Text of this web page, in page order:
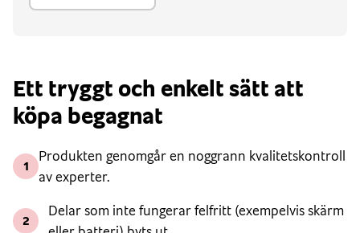
Ett tryggt och enkelt sätt att
köpa begagnat
1
Produkten genomgår en noggrann kvalitetskontroll
av experter.
2
Delar som inte fungerar felfritt (exempelvis skärm